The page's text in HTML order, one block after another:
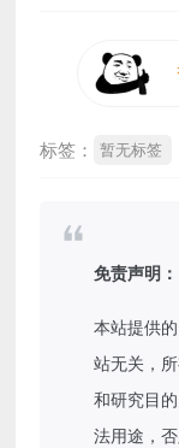
标签： 暂无标签
免责声明：
本站提供
站无关，
和研究目
法用途，